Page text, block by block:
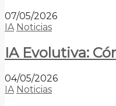
07/05/2026
IA Noticias
IA Evolutiva:
04/05/2026
IA Noticias